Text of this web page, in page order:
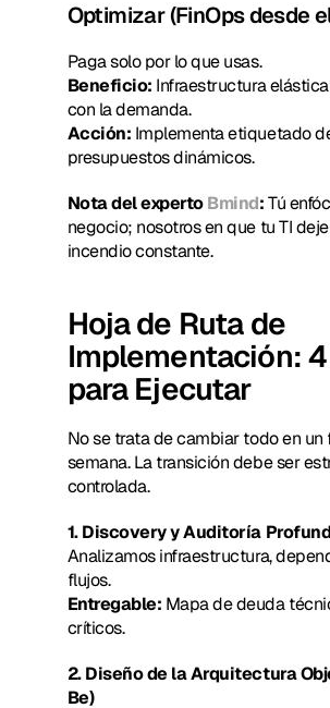
Optimizar (FinOps desde
Paga solo por lo que usas.
Beneficio: Infraestructura
con la demanda.
Acción: Implementa etiquetado
presupuestos dinámicos.
Nota del experto Bmind: Tú
negocio; nosotros en que tu TI
incendio constante.
Hoja de Ruta de
Implementación:
para Ejecutar
No se trata de cambiar todo en un
semana. La transición debe ser
controlada.
1. Discovery y Auditoría
Analizamos infraestructura,
flujos.
Entregable: Mapa de deuda
críticos.
2. Diseño de la Arquitectura
Be)